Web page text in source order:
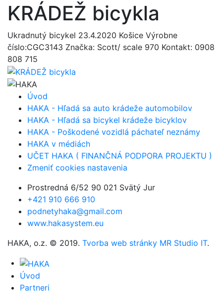
KRÁDEŽ bicykla
Ukradnutý bicykel 23.4.2020 Košice Výrobne
číslo:CGC3143 Značka: Scott/ scale 970 Kontakt: 0908
808 715
Úvod
HAKA - Hľadá sa auto krádeže automobilov
HAKA - Hľadá sa bicykel krádeže bicyklov
HAKA - Poškodené vozidlá páchateľ neznámy
HAKA v médiách
UČET HAKA ( FINANČNÁ PODPORA PROJEKTU )
Zmeniť cookies nastavenia
Prostredná 6/52 90 021 Svätý Jur
+421 910 666 910
podnetyhaka@gmail.com
www.hakasystem.eu
HAKA, o.z. © 2019. Tvorba web stránky MR Studio IT.
Úvod
Partneri